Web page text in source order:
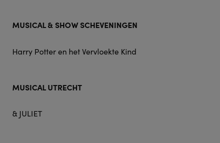
MUSICAL & SHOW SCHEVENINGEN
Harry Potter en het Vervloekte Kind
MUSICAL UTRECHT
& JULIET